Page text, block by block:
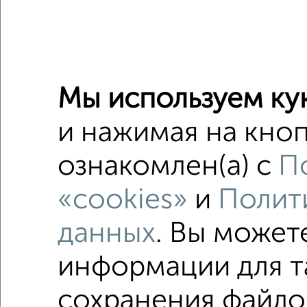
2-к
Поиск по
с
Цена
Однокомнатные Двухкомнатные
Мы используем
и нажимая на
ознакомлен(а) с
«cookies» и
данных. Вы
информации для
сохранения